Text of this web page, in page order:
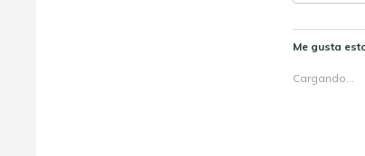
Me gusta
Cargando...